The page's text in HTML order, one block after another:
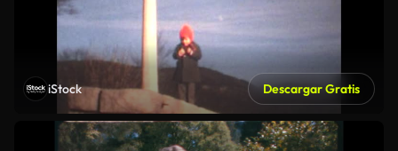
iStock Descargar Gratis